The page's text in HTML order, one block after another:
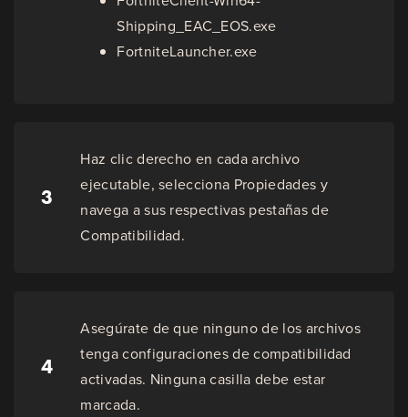
Shipping_EAC_EOS.exe
FortniteLauncher.exe
3
Haz clic derecho en cada archivo
ejecutable, selecciona Propiedades y
navega a sus respectivas pestañas de
Compatibilidad.
4
Asegúrate de que ninguno de los archivos
tenga configuraciones de compatibilidad
activadas. Ninguna casilla debe estar
marcada.